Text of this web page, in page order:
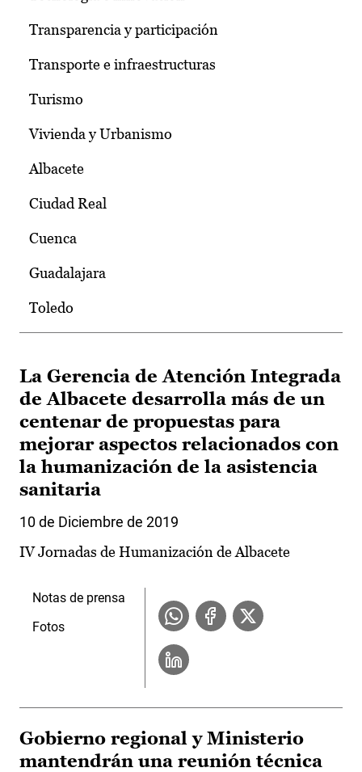
Transparencia y participación
Transporte e infraestructuras
Turismo
Vivienda y Urbanismo
Albacete
Ciudad Real
Cuenca
Guadalajara
Toledo
La Gerencia de Atención Integrada
de Albacete desarrolla más de un
centenar de propuestas para
mejorar aspectos relacionados con
la humanización de la asistencia
sanitaria
10 de Diciembre de 2019
IV Jornadas de Humanización de Albacete
Notas de prensa
Fotos
Gobierno regional y Ministerio
mantendrán una reunión técnica